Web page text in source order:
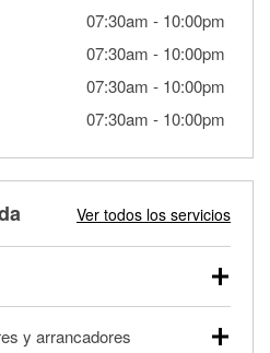
07:30am - 10:00pm
07:30am - 10:00pm
07:30am - 10:00pm
07:30am - 10:00pm
Ver todos los servicios
comerciales y
y arrancadores